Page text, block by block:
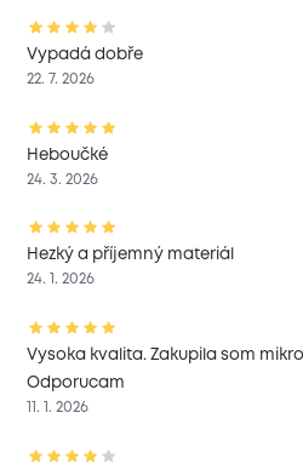
Vypadá dobře
22. 7. 2026
Heboučké
24. 3. 2026
Hezký a příjemný materiál
24. 1. 2026
Vysoka kvalita. Zakupila som
Odporucam
11. 1. 2026